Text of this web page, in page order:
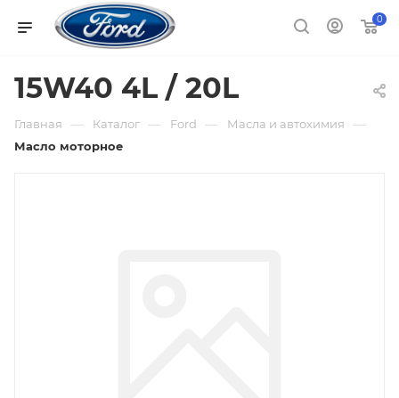
0
15W40 4L / 20L
Главная — Каталог — Ford — Масла и автохимия —
Масло моторное